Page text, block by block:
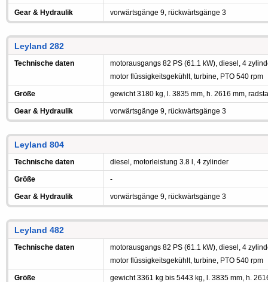
Gear & Hydraulik vorwärtsgänge 9, rückwärtsgänge 3
Leyland 282
Technische daten
motorausgangs 82 PS (61.1 kW), diesel, 4
motor flüssigkeitsgekühlt, turbine, PTO 540 rpm
Größe gewicht 3180 kg, l. 3835 mm, h. 2616 mm,
Gear & Hydraulik vorwärtsgänge 9, rückwärtsgänge 3
Leyland 804
Technische daten diesel, motorleistung 3.8 l, 4 zylinder
Größe -
Gear & Hydraulik vorwärtsgänge 9, rückwärtsgänge 3
Leyland 482
Technische daten
motorausgangs 82 PS (61.1 kW), diesel, 4
motor flüssigkeitsgekühlt, turbine, PTO 540 rpm
Größe gewicht 3361 kg bis 5443 kg, l. 3835 mm, h.